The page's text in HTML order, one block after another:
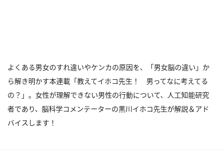
よくある男女のすれ違いやケンカの原因を、「男女脳の違い」か
ら解き明かす本連載「教えてイホコ先生！ 男ってなに考えてる
の？」。女性が理解できない男性の行動について、人工知能研究
者であり、脳科学コメンテーターの黒川イホコ先生が解説＆アド
バイスします！